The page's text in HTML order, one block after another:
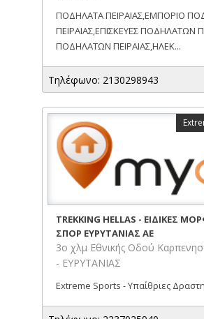
ΠΟΔΗΛΑΤΑ ΠΕΙΡΑΙΑΣ,ΕΜΠΟΡΙΟ
ΠΕΙΡΑΙΑΣ,ΕΠΙΣΚΕΥΕΣ ΠΟΔΗΛΑΤΩΝ
ΠΟΔΗΛΑΤΩΝ ΠΕΙΡΑΙΑΣ,ΗΛΕΚ...
Τηλέφωνο: 2130298943
TREKKING HELLAS - ΕΙΔΙΚΕΣ
ΣΠΟΡ ΕΥΡΥΤΑΝΙΑΣ ΑΕ
3ο χλμ Εθνικής Οδού
- ΕΥΡΥΤΑΝΙΑΣ
Extreme Sports - Υπαίθριες